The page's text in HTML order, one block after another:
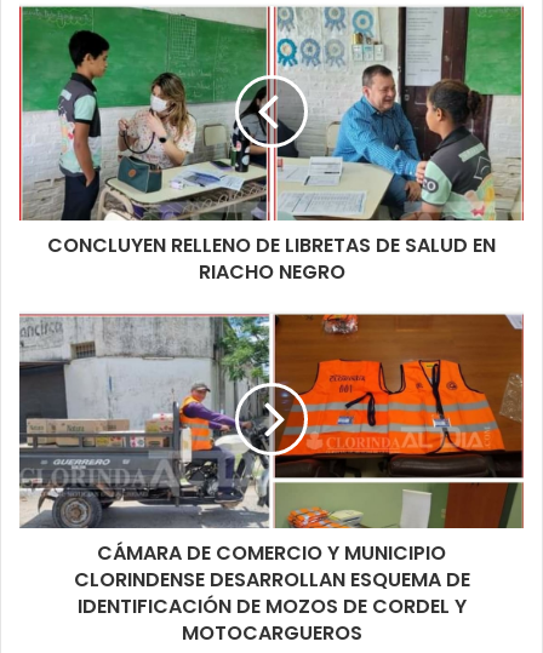
CONCLUYEN RELLENO DE LIBRETAS DE SALUD EN
RIACHO NEGRO
CÁMARA DE COMERCIO Y MUNICIPIO
CLORINDENSE DESARROLLAN ESQUEMA DE
IDENTIFICACIÓN DE MOZOS DE CORDEL Y
MOTOCARGUEROS